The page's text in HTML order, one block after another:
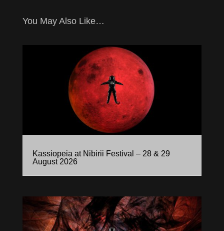
You May Also Like…
Kassiopeia at Nibirii Festival – 28 & 29
August 2026